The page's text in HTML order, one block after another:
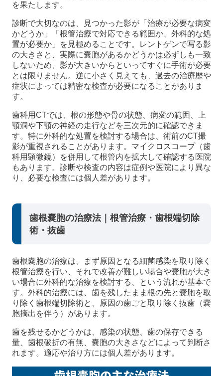
を果たします。
診断で大切なのは、見つかった影が「治療が必要な病変
かどうか」「根管治療で対応できる範囲か、外科的な処
置が必要か」を見極めることです。レントゲンで写る影
の大きさと、実際に嚢胞があるかどうかは必ずしも一致
しないため、影が大きいからといってすぐに手術が必要
とは限りません。逆に小さく見えても、過去の治療歴や
症状によっては精密な検査が必要になることがありま
す。
歯科用CTでは、根の形態や骨の状態、病変の範囲、上
顎洞や下顎の神経の走行などを三次元的に確認できま
す。特に外科的な処置を検討する場合は、術前のCT撮
影が重視されることがあります。マイクロスコープ（歯
科用顕微鏡）を併用して根管内を拡大して確認する医院
もあります。診断や検査の内容は症例や医院により異な
り、必要な検査には個人差があります。
歯根嚢胞の治療法｜根管治療・歯根端切除
術・抜歯
歯根嚢胞の治療は、まず原因となる細菌感染を取り除く
根管治療を行い、それで改善が難しい場合や嚢胞が大き
い場合に外科的な治療を検討する、という流れが基本で
す。外科的治療には、歯を残したまま根の先と嚢胞を取
り除く歯根端切除術と、原因の歯ごと取り除く抜歯（嚢
胞摘出を伴う）があります。
歯を残せるかどうかは、感染の状態、歯の保存できる
量、歯根破折の有無、嚢胞の大きさなどによって判断さ
れます。適応や治り方には個人差があります。